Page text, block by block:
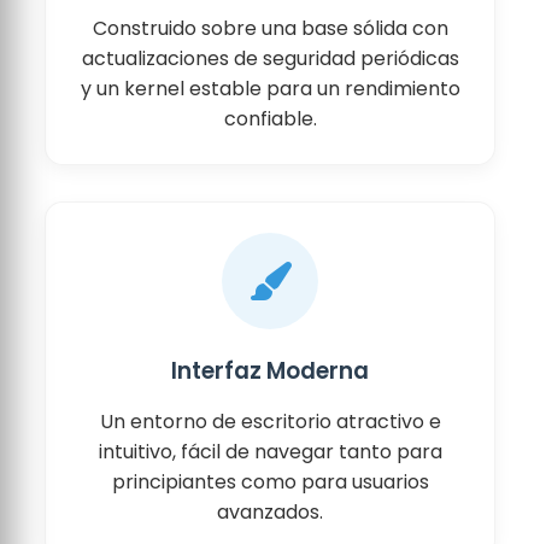
Construido sobre una base sólida con
actualizaciones de seguridad periódicas
y un kernel estable para un rendimiento
confiable.
Interfaz Moderna
Un entorno de escritorio atractivo e
intuitivo, fácil de navegar tanto para
principiantes como para usuarios
avanzados.